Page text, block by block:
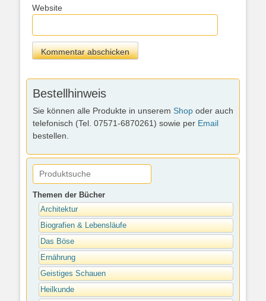
Website
Bestellhinweis
Sie können alle Produkte in unserem Shop oder auch
telefonisch (Tel. 07571-6870261) sowie per Email
bestellen.
Themen der Bücher
Architektur
Biografien & Lebensläufe
Das Böse
Ernährung
Geistiges Schauen
Heilkunde